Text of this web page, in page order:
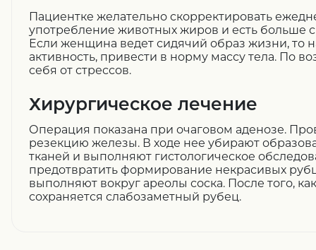
Пациентке желательно скорректировать
употребление животных жиров и есть больше
Если женщина ведет сидячий образ жизни, то
активность, привести в норму массу тела. По
себя от стрессов.
Хирургическое лечение
Операция показана при очаговом аденозе.
резекцию железы. В ходе нее убирают
тканей и выполняют гистологическое
предотвратить формирование некрасивых
выполняют вокруг ареолы соска. После того,
сохраняется слабозаметный рубец.